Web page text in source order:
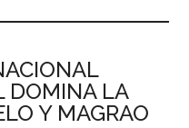
DOMINA LA
Y MAGRAO